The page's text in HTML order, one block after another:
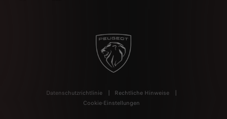
Datenschutzrichtlinie
Rechtliche Hinweise
Cookie-Einstellungen